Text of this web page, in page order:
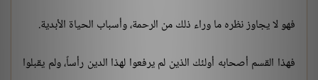
فهو لا يجاوز نظره ما وراء ذلك من الرحمة، وأسباب الحياة الأبدية.
فهذا القسم أصحابه أولئك الذين لم يرفعوا لهذا الدين رأساً، ولم يقبلوا